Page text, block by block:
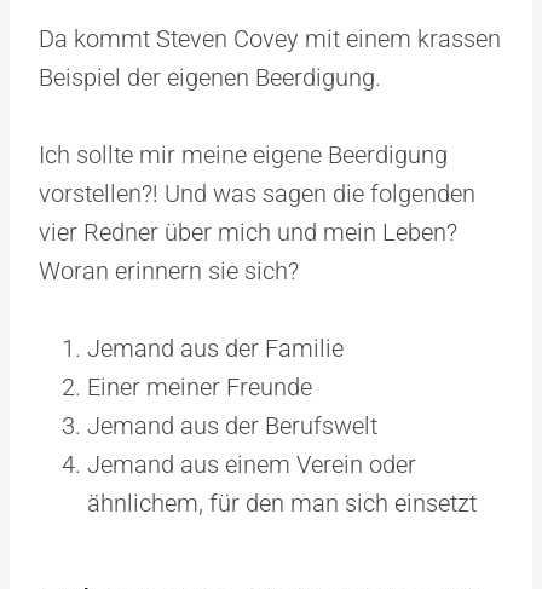
Da kommt Steven Covey mit einem krassen
Beispiel der eigenen Beerdigung.
Ich sollte mir meine eigene Beerdigung
vorstellen?! Und was sagen die folgenden
vier Redner über mich und mein Leben?
Woran erinnern sie sich?
Jemand aus der Familie
Einer meiner Freunde
Jemand aus der Berufswelt
Jemand aus einem Verein oder
ähnlichem, für den man sich einsetzt